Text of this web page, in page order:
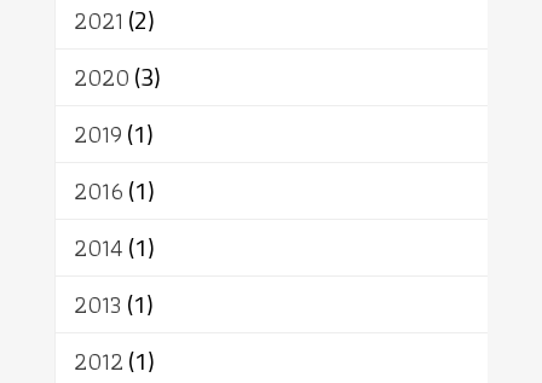
อัตถะ
เทวดา
2021 (2)
2020(3)
2019(1)
2016(1)
2014(1)
2013 (1)
2012(1)